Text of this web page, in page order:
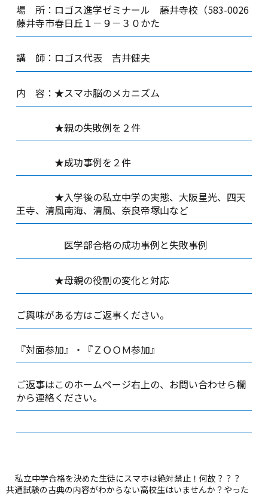
場 所：ロゴス進学ゼミナール 藤井寺校（583-0026
藤井寺市春日丘１－９－３０かた
講 師：ロゴス代表 吉井健夫
内 容：★スマホ脳のメカニズム
★親の失敗例を２件
★成功事例を２件
★入学後の私立中学の実態、大阪星光、四天
王寺、清風南海、清風、奈良帝塚山など
医学部合格の成功事例と失敗事例
★母親の役割の変化と対応
ご興味がある方はご返事ください。
『対面参加』・『ＺＯＯＭ参加』
ご返事はこのホームページ右上の、お問い合わせら欄
から連絡ください。
私立中学合格を決めた生徒にスマホは絶対禁止！何故？？？
共通試験の古典の内容がわからない高校生はいませんか？やった